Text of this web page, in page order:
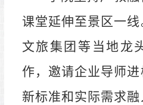
课堂延伸至景区一
文旅集团等当地龙
作，邀请企业导师
新标准和实际需求